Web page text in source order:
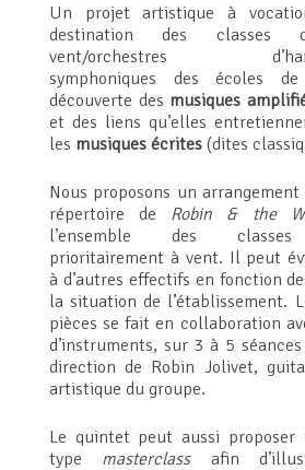
Un projet artistique à
destination des classes
vent/orchestres
symphoniques des écoles
découverte des musiques
et des liens qu’elles
les musiques écrites (dites
Nous proposons un
répertoire de Robin & the
l’ensemble des classes
prioritairement à vent. Il peut
à d’autres effectifs en fonction
la situation de l’établissement.
pièces se fait en collaboration
d’instruments, sur 3 à 5
direction de Robin Jolivet,
artistique du groupe.
Le quintet peut aussi proposer
type masterclassafin